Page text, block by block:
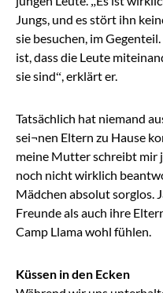
Jungs, und es stört ihn
sie besuchen, im
ist, dass die Leute
sie sind“, erklärt er.
Tatsächlich hat niemand
sei¬nen Eltern zu Hause
meine Mutter schreibt mir
noch nicht wirklich
Mädchen absolut sorglos.
Freunde als auch ihre
Camp Llama wohl fühlen.
Küssen in den Ecken